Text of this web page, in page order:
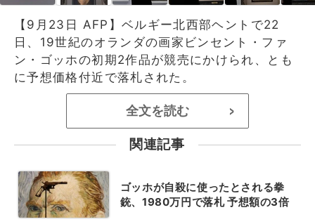
【9月23日 AFP】ベルギー北西部ヘントで22
日、19世紀のオランダの画家ビンセント・ファ
ン・ゴッホの初期2作品が競売にかけられ、とも
に予想価格付近で落札された。
全文を読む >
関連記事
ゴッホが自殺に使ったとされる拳
銃、1980万円で落札 予想額の3倍